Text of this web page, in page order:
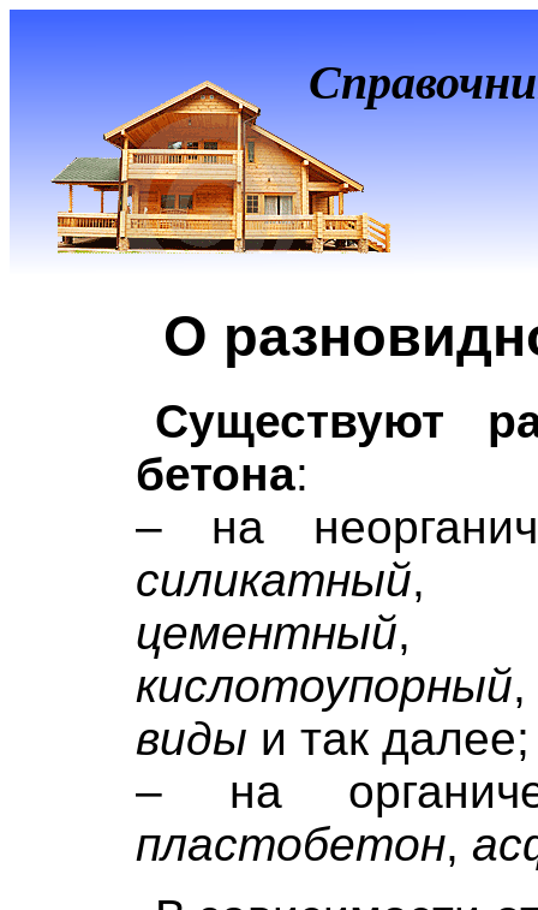
О
Существуют
бетона:
– на
силикатный
цементный
кислотоупорный
виды и так далее;
– на
пластобетон,